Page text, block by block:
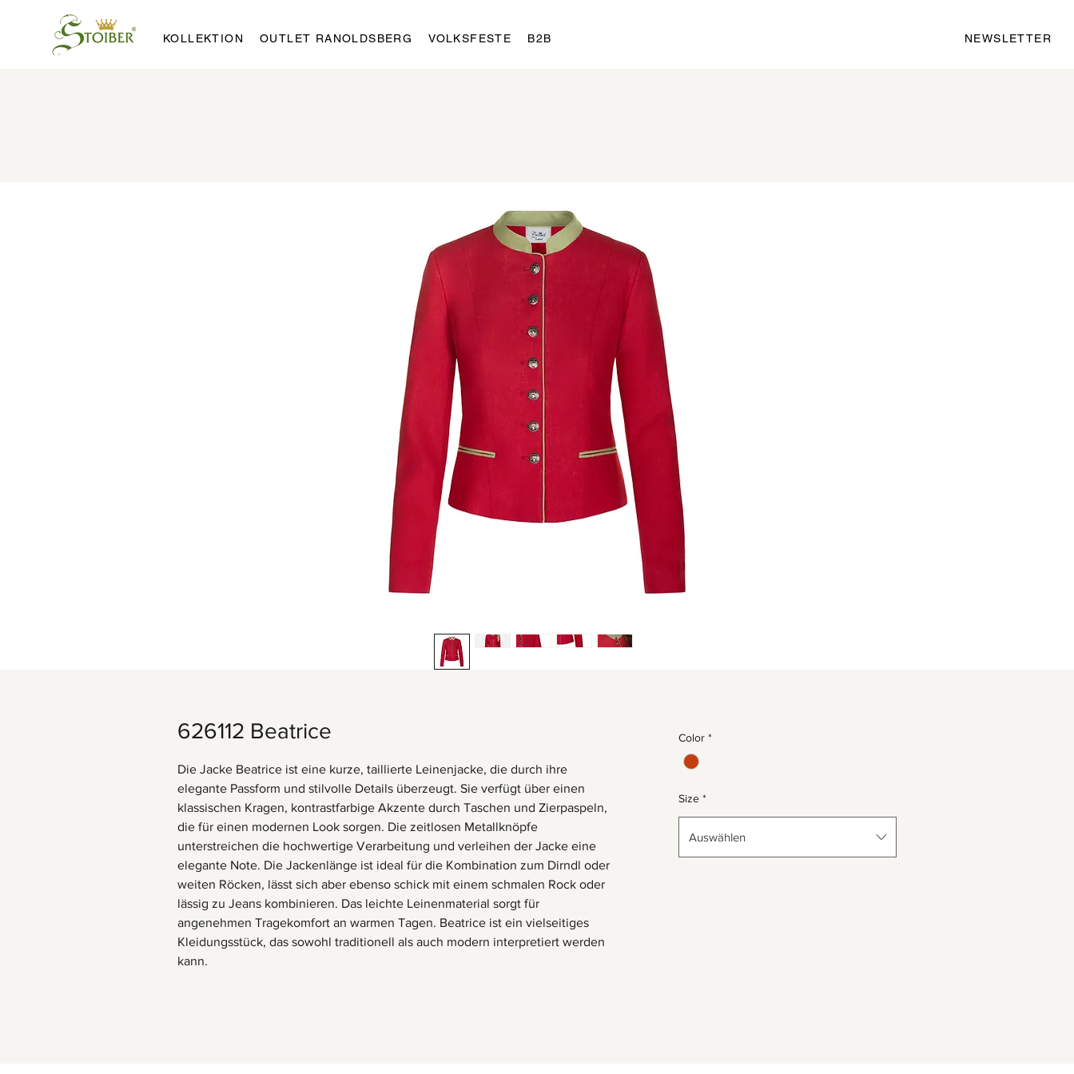
KOLLEKTION OUTLET RANOLDSBERG VOLKSFESTE B2B NEWSLETTER
626112 Beatrice
Die Jacke Beatrice ist eine kurze, taillierte Leinenjacke, die durch ihre
elegante Passform und stilvolle Details überzeugt. Sie verfügt über einen
klassischen Kragen, kontrastfarbige Akzente durch Taschen und Zierpaspeln,
die für einen modernen Look sorgen. Die zeitlosen Metallknöpfe
unterstreichen die hochwertige Verarbeitung und verleihen der Jacke eine
elegante Note. Die Jackenlänge ist ideal für die Kombination zum Dirndl oder
weiten Röcken, lässt sich aber ebenso schick mit einem schmalen Rock oder
lässig zu Jeans kombinieren. Das leichte Leinenmaterial sorgt für
angenehmen Tragekomfort an warmen Tagen. Beatrice ist ein vielseitiges
Kleidungsstück, das sowohl traditionell als auch modern interpretiert werden
kann.
Color *
Size *
Auswählen